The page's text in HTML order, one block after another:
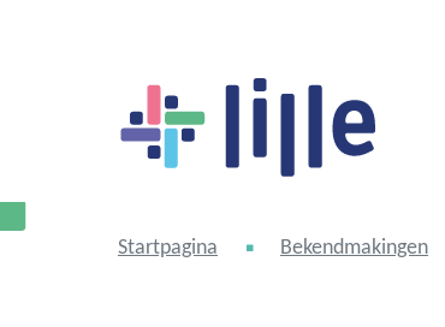
Lille
Startpagina Bekendmakingen